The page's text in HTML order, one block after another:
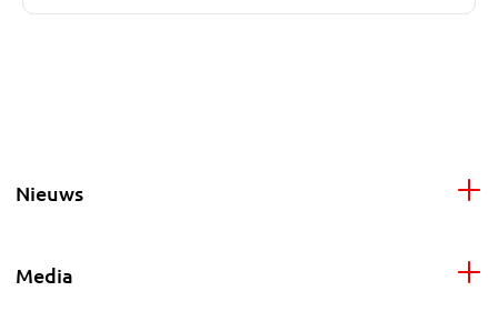
Nieuws
Media